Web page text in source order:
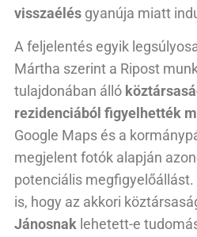
visszaélés gyanúja miatt
A feljelentés egyik
Mártha szerint a Ripost
tulajdonában álló
rezidenciából figyelhették
Google Maps és a
megjelent fotók alapján
potenciális
is, hogy az akkori
Jánosnak lehetett-e